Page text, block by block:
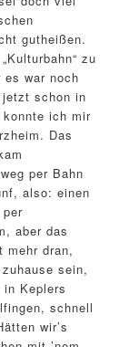
gutheißen.
zu
es war noch
schon in
ich mir
Das
per Bahn
also: einen
aber das
mehr dran,
sein,
Keplers
schnell
wir’s